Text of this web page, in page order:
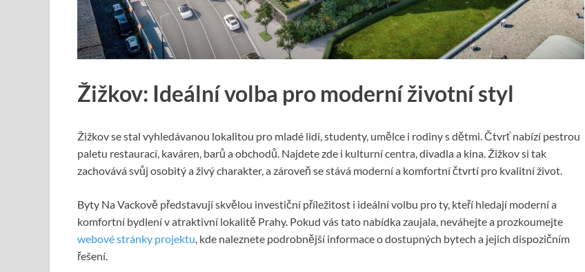
Žižkov: Ideální volba pro moderní životní styl
Žižkov se stal vyhledávanou lokalitou pro mladé lidi, studenty, umělce i rodiny s dětmi. Čtvrť nabízí pestrou
paletu restaurací, kaváren, barů a obchodů. Najdete zde i kulturní centra, divadla a kina. Žižkov si tak
zachovává svůj osobitý a živý charakter, a zároveň se stává moderní a komfortní čtvrtí pro kvalitní život.
Byty Na Vackově představují skvělou investiční příležitost i ideální volbu pro ty, kteří hledají moderní a
komfortní bydlení v atraktivní lokalitě Prahy. Pokud vás tato nabídka zaujala, neváhejte a prozkoumejte
webové stránky projektu, kde naleznete podrobnější informace o dostupných bytech a jejich dispozičním
řešení.